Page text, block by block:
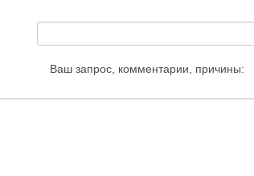
Ваш запрос, комментарии, причины: